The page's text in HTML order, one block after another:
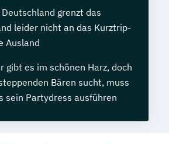
grenzt das
leider nicht an das Kurztrip-
Ausland
gibt es im schönen Harz, doch
Bären sucht, muss
sein Partydress ausführen